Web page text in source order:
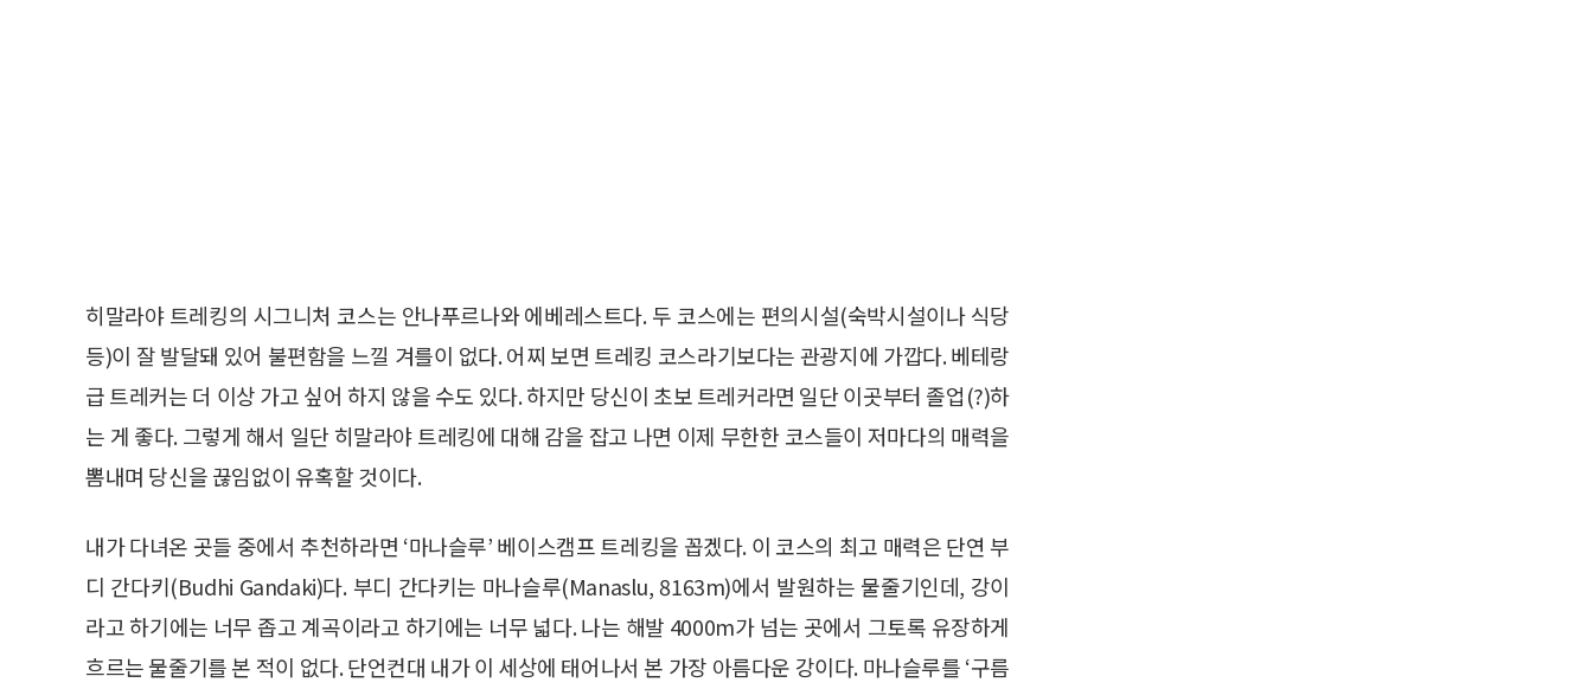
히말라야 트레킹의 시그니처 코스는 안나푸르나와 에베레스트다. 두 코스에는 편의시설(숙박시설이나 식당
등)이 잘 발달돼 있어 불편함을 느낄 겨를이 없다. 어찌 보면 트레킹 코스라기보다는 관광지에 가깝다. 베테랑
급 트레커는 더 이상 가고 싶어 하지 않을 수도 있다. 하지만 당신이 초보 트레커라면 일단 이곳부터 졸업(?)하
는 게 좋다. 그렇게 해서 일단 히말라야 트레킹에 대해 감을 잡고 나면 이제 무한한 코스들이 저마다의 매력을
뽐내며 당신을 끊임없이 유혹할 것이다.
내가 다녀온 곳들 중에서 추천하라면 ‘마나슬루’ 베이스캠프 트레킹을 꼽겠다. 이 코스의 최고 매력은 단연 부
디 간다키(Budhi Gandaki)다. 부디 간다키는 마나슬루(Manaslu, 8163m)에서 발원하는 물줄기인데, 강이
라고 하기에는 너무 좁고 계곡이라고 하기에는 너무 넓다. 나는 해발 4000m가 넘는 곳에서 그토록 유장하게
흐르는 물줄기를 본 적이 없다. 단언컨대 내가 이 세상에 태어나서 본 가장 아름다운 강이다. 마나슬루를 ‘구름